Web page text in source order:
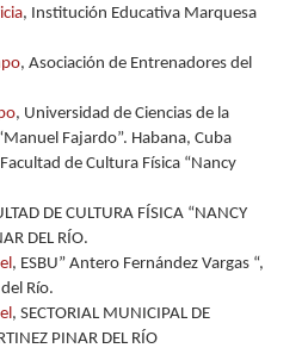
, Institución Educativa Marquesa
, Asociación de Entrenadores del
, Universidad de Ciencias de la
Fajardo”. Habana, Cuba
de Cultura Física “Nancy
DE CULTURA FÍSICA “NANCY
DEL RÍO.
, ESBU” Antero Fernández Vargas “,
Río.
, SECTORIAL MUNICIPAL DE
PINAR DEL RÍO